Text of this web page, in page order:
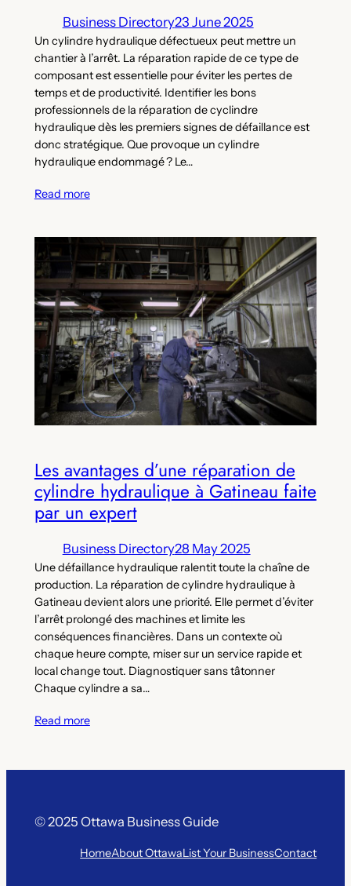
Business Directory23 June 2025
Un cylindre hydraulique défectueux peut mettre un
chantier à l’arrêt. La réparation rapide de ce type de
composant est essentielle pour éviter les pertes de
temps et de productivité. Identifier les bons
professionnels de la réparation de cyclindre
hydraulique dès les premiers signes de défaillance est
donc stratégique. Que provoque un cylindre
hydraulique endommagé ? Le…
Read more
Les avantages d’une réparation de
cylindre hydraulique à Gatineau faite
par un expert
Business Directory28 May 2025
Une défaillance hydraulique ralentit toute la chaîne de
production. La réparation de cylindre hydraulique à
Gatineau devient alors une priorité. Elle permet d’éviter
l’arrêt prolongé des machines et limite les
conséquences financières. Dans un contexte où
chaque heure compte, miser sur un service rapide et
local change tout. Diagnostiquer sans tâtonner
Chaque cylindre a sa…
Read more
© 2025 Ottawa Business Guide
HomeAbout OttawaList Your BusinessContact